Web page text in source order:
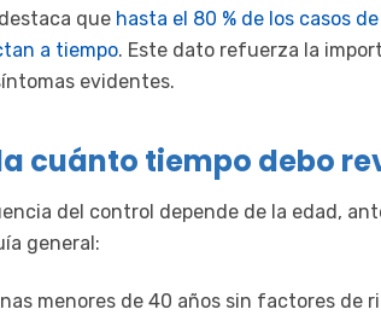
destaca que hasta el 80 % de los casos
a tiempo. Este dato refuerza la
evidentes.
cuánto tiempo debo
del control depende de la edad,
general:
menores de 40 años sin factores de